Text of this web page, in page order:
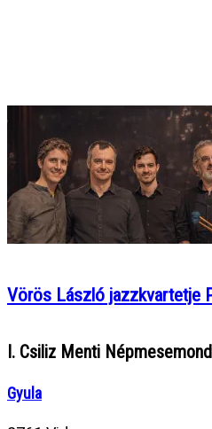
Vörös László jazzkvartetje
I. Csiliz Menti
Gyula